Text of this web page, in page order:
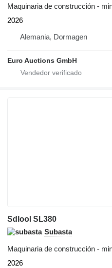
Maquinaria de construcción -
2026
Alemania, Dormagen
Euro Auctions GmbH
Sdlool SL380
Subasta
Maquinaria de construcción -
2026